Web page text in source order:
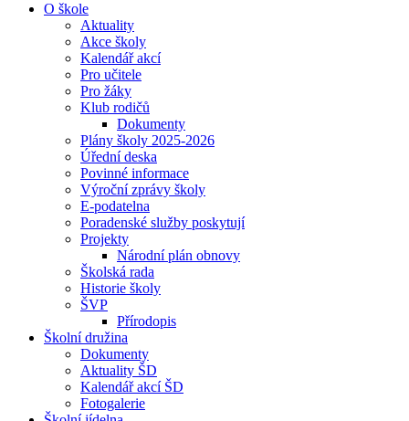
O škole
Aktuality
Akce školy
Kalendář akcí
Pro učitele
Pro žáky
Klub rodičů
Dokumenty
Plány školy 2025-2026
Úřední deska
Povinné informace
Výroční zprávy školy
E-podatelna
Poradenské služby poskytují
Projekty
Národní plán obnovy
Školská rada
Historie školy
ŠVP
Přírodopis
Školní družina
Dokumenty
Aktuality ŠD
Kalendář akcí ŠD
Fotogalerie